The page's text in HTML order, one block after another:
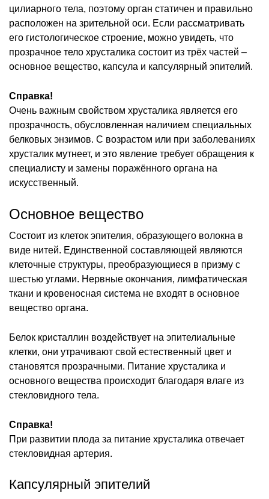
цилиарного тела, поэтому орган статичен и правильно
расположен на зрительной оси. Если рассматривать
его гистологическое строение, можно увидеть, что
прозрачное тело хрусталика состоит из трёх частей –
основное вещество, капсула и капсулярный эпителий.
Справка!
Очень важным свойством хрусталика является его
прозрачность, обусловленная наличием специальных
белковых энзимов. С возрастом или при заболеваниях
хрусталик мутнеет, и это явление требует обращения к
специалисту и замены поражённого органа на
искусственный.
Основное вещество
Состоит из клеток эпителия, образующего волокна в
виде нитей. Единственной составляющей являются
клеточные структуры, преобразующиеся в призму с
шестью углами. Нервные окончания, лимфатическая
ткани и кровеносная система не входят в основное
вещество органа.
Белок кристаллин воздействует на эпителиальные
клетки, они утрачивают свой естественный цвет и
становятся прозрачными. Питание хрусталика и
основного вещества происходит благодаря влаге из
стекловидного тела.
Справка!
При развитии плода за питание хрусталика отвечает
стекловидная артерия.
Капсулярный эпителий